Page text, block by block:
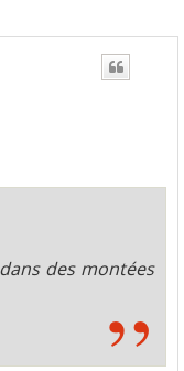
des montées